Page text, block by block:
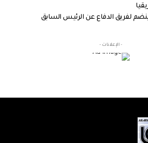
لفريق الدفاع عن الرئيس السابق
- الإعلانات -